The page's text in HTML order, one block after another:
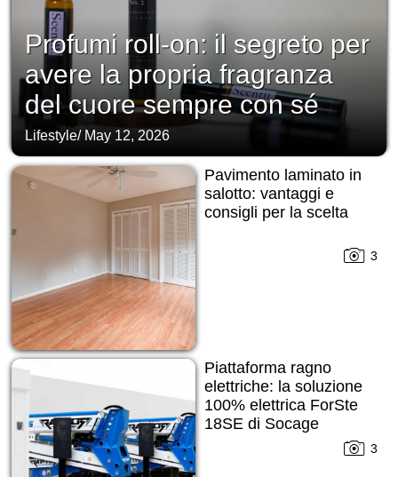
Profumi roll-on: il segreto per
avere la propria fragranza
del cuore sempre con sé
Lifestyle/ May 12, 2026
Pavimento laminato in
salotto: vantaggi e
consigli per la scelta
3
Piattaforma ragno
elettriche: la soluzione
100% elettrica ForSte
18SE di Socage
3